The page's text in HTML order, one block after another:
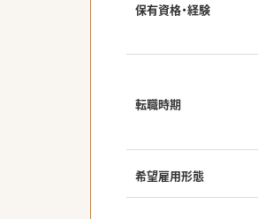
保有資格・経験
転職時期
希望雇用形態